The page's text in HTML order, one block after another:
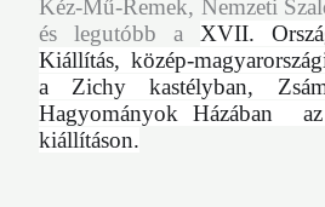
Kéz-Mű-Remek, Nemzeti
és legutóbb a XVII.
Kiállítás, közép-
a Zichy kastélyban,
Hagyományok Házában
kiállításon.